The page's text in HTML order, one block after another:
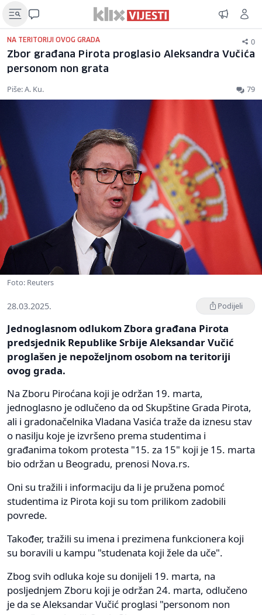
NA TERITORIJI OVOG GRADA 0
Zbor građana Pirota proglasio Aleksandra Vučića
personom non grata
Piše: A. Ku. 79
Foto: Reuters
28.03.2025. Podijeli
Jednoglasnom odlukom Zbora građana Pirota
predsjednik Republike Srbije Aleksandar Vučić
proglašen je nepoželjnom osobom na teritoriji
ovog grada.
Na Zboru Piroćana koji je održan 19. marta,
jednoglasno je odlučeno da od Skupštine Grada Pirota,
ali i gradonačelnika Vladana Vasića traže da iznesu stav
o nasilju koje je izvršeno prema studentima i
građanima tokom protesta "15. za 15" koji je 15. marta
bio održan u Beogradu, prenosi Nova.rs.
Oni su tražili i informaciju da li je pružena pomoć
studentima iz Pirota koji su tom prilikom zadobili
povrede.
Također, tražili su imena i prezimena funkcionera koji
su boravili u kampu "studenata koji žele da uče".
Zbog svih odluka koje su donijeli 19. marta, na
posljednjem Zboru koji je održan 24. marta, odlučeno
je da se Aleksandar Vučić proglasi "personom non